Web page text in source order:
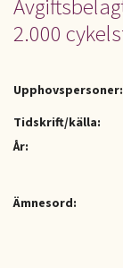
2.000
Upphovspersoner:
Tidskrift/källa:
År:
Ämnesord: